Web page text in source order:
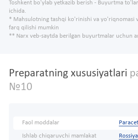
Toshkent bo'ylab yetkazib berish - Buyurtma
ichida.
* Mahsulotning tashqi ko'rinishi va yo'riqnomasi
farq qilishi mumkin
** Narx veb-saytda berilgan buyurtmalar uchun
Preparatning xususiyatlari
№10
Faol moddalar
Ishlab chiqaruvchi mamlakat Rossiya